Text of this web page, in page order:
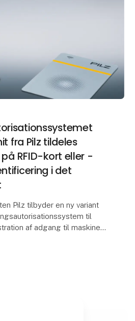
fra Pilz tildeles
RFID-kort eller -
i det
Pilz tilbyder en ny variant
til
af adgang til maskiner.